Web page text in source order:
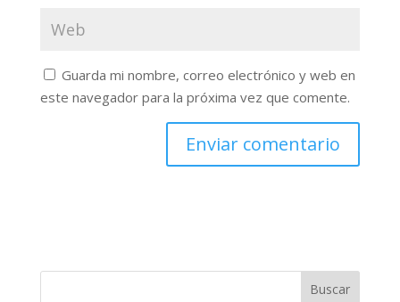
Guarda mi nombre, correo electrónico y web en
este navegador para la próxima vez que comente.
Buscar